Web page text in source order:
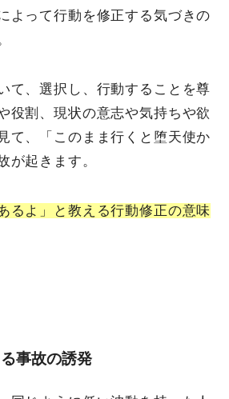
よって行動を修正する気づきの
て、選択し、行動することを尊
役割、現状の意志や気持ちや欲
て、「このまま行くと堕天使か
が起きます。
るよ」と教える行動修正の意味
事故の誘発